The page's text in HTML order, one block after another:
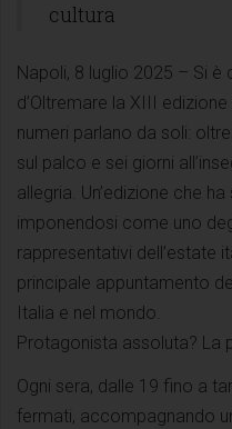
cultura
Napoli, 8 luglio 2025 – Si è
d’Oltremare la XIII
numeri parlano da soli:
sul palco e sei giorni
allegria. Un’edizione che
imponendosi come uno
rappresentativi dell’estate
principale appuntamento
Italia e nel mondo.
Protagonista assoluta? La
Ogni sera, dalle 19 fino a
fermati, accompagnando